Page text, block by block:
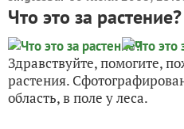
Что это за растение?
Здравствуйте, помогите,
растения.
область, в поле у леса.